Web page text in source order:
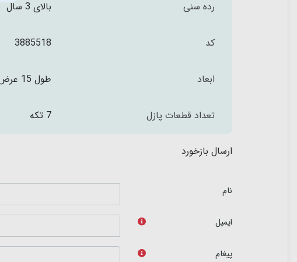
رده سنی بالای 3 سال
کد 3885518
ابعاد طول 15 عرض 15 سانتی متر
تعداد قطعات پازل 7 تکه
ارسال بازخورد
نام
ایمیل
پیغام